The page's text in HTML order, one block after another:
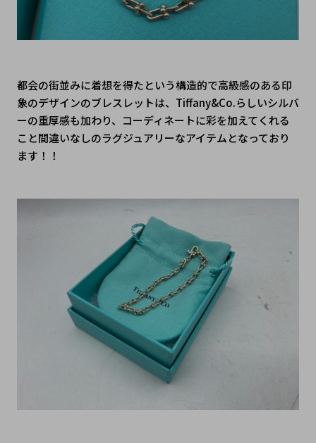
都会の街並みに着想を得たという構造的で高級感のある印
象のデザインのブレスレットは、Tiffany&Co.らしいシルバ
ーの重厚感も加わり、コーディネートに彩を加えてくれる
こと間違いなしのラグジュアリーなアイテムとなっており
ます！！